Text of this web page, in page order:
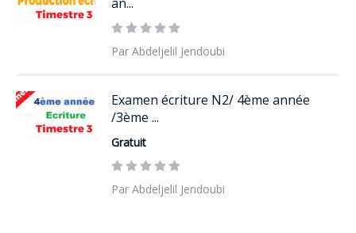
Par Abdeljelil Jendoubi
Examen écriture N2/ 4ème année
/3ème ...
Gratuit
Par Abdeljelil Jendoubi